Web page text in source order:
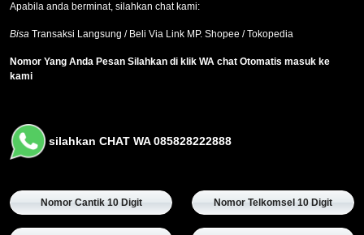
Apabila anda berminat, silahkan chat kami:
Bisa Transaksi Langsung / Beli Via Link MP. Shopee / Tokopedia
Nomor Yang Anda Pesan Silahkan di klik WA chat Otomatis masuk ke
kami
silahkan CHAT WA 085828222888
Nomor Cantik 10 Digit Nomor Telkomsel 10 Digit